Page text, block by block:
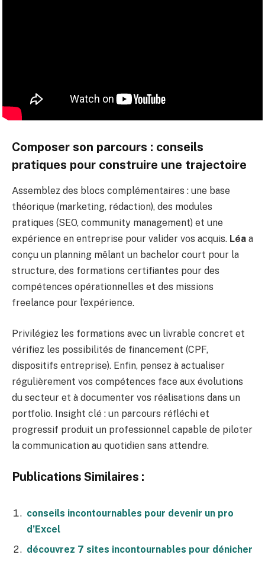
Composer son parcours : conseils
pratiques pour construire une trajectoire
Assemblez des blocs complémentaires : une base
théorique (marketing, rédaction), des modules
pratiques (SEO, community management) et une
expérience en entreprise pour valider vos acquis. Léa a
conçu un planning mêlant un bachelor court pour la
structure, des formations certifiantes pour des
compétences opérationnelles et des missions
freelance pour l’expérience.
Privilégiez les formations avec un livrable concret et
vérifiez les possibilités de financement (CPF,
dispositifs entreprise). Enfin, pensez à actualiser
régulièrement vos compétences face aux évolutions
du secteur et à documenter vos réalisations dans un
portfolio. Insight clé : un parcours réfléchi et
progressif produit un professionnel capable de piloter
la communication au quotidien sans attendre.
Publications Similaires :
conseils incontournables pour devenir un pro
d’Excel
découvrez 7 sites incontournables pour dénicher